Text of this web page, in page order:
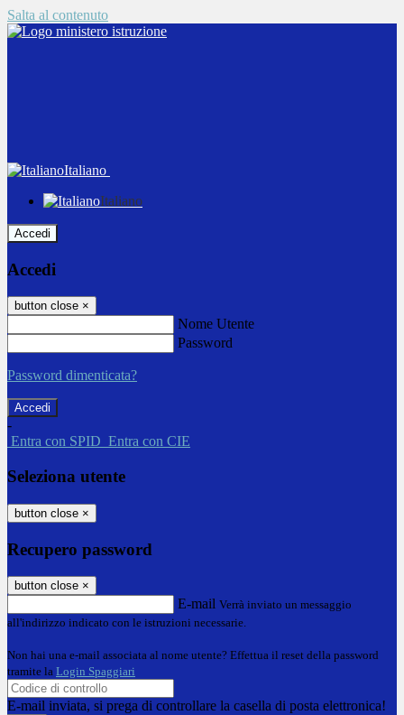
Salta al contenuto
Italiano
Italiano
Accedi
Accedi
button close ×
Nome Utente
Password
Password dimenticata?
-
Entra con SPID Entra con CIE
Seleziona utente
button close ×
Recupero password
button close ×
E-mail Verrà inviato un messaggio
all'indirizzo indicato con le istruzioni necessarie.
Non hai una e-mail associata al nome utente? Effettua il reset della password
tramite la Login Spaggiari
E-mail inviata, si prega di controllare la casella di posta elettronica!